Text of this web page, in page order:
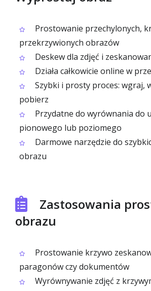
Prostowanie przechylonych,
przekrzywionych obrazów
Deskew dla zdjęć i
Działa całkowicie online w
Szybki i prosty proces: wgraj,
pobierz
Przydatne do wyrównania do
pionowego lub poziomego
Darmowe narzędzie do
obrazu
Zastosowania
obrazu
Prostowanie krzywo
paragonów czy dokumentów
Wyrównywanie zdjęć z